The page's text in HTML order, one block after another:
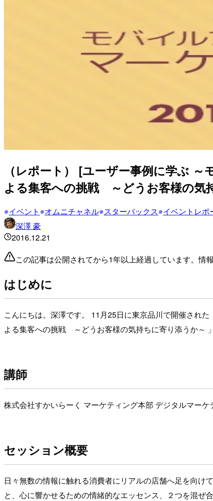
（レポート） [ユーザー事例に学ぶ
よる集客への挑戦 ～どうお客様の気
イベント オムニチャネル スターバックス イベントレポ
深澤 豪
2016.12.21
この記事は公開されてから1年以上経過しています。情
はじめに
こんにちは。深澤です。 11月25日に東京品川で開催され
よる集客への挑戦 ～どうお客様の気持ちに寄り添うか～
講師
株式会社すかいらーく マーケティング本部 デジタルマーケ
セッション概要
日々無数の情報に触れる消費者にリアルの店舗へ足を向
と、心に響かせるための情緒的なエッセンス、２つを混ぜ